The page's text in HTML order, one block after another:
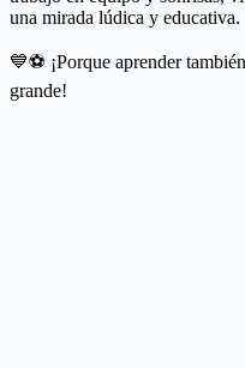
una mirada lúdica y educativa.
💙⚽ ¡Porque aprender
grande!